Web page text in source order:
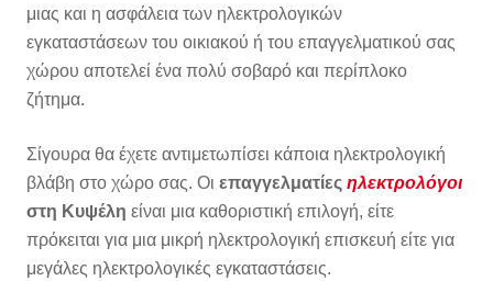
μιας και η ασφάλεια των ηλεκτρολογικών
εγκαταστάσεων του οικιακού ή του επαγγελματικού σας
χώρου αποτελεί ένα πολύ σοβαρό και περίπλοκο
ζήτημα.
Σίγουρα θα έχετε αντιμετωπίσει κάποια ηλεκτρολογική
βλάβη στο χώρο σας. Οι επαγγελματίες ηλεκτρολόγοι
στη Κυψέλη είναι μια καθοριστική επιλογή, είτε
πρόκειται για μια μικρή ηλεκτρολογική επισκευή είτε για
μεγάλες ηλεκτρολογικές εγκαταστάσεις.